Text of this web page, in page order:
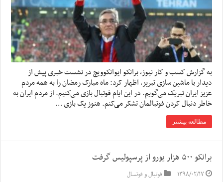
به گزارش کسب و کار نیوز، برانکو ایوانکوویچ در نشست خبری پیش از
دیدار با ماشین سازی تبریز، اظهار کرد: ماه مبارک رمضان را به همه مردم
عزیز ایران تبریک می‌گویم. در این ایام فوتبال بازی می‌کنیم. از مردم ایران به
خاطر دنبال کردن فوتبالمان تشکر می‌کنم. هنوز یک بازی …
مطالعه بیشتر
برانکو ۵۰۰ هزار یورو از پرسپولیس گرفت
۱۳۹۸/۰۲/۱۷ فوتبال و فوتسال